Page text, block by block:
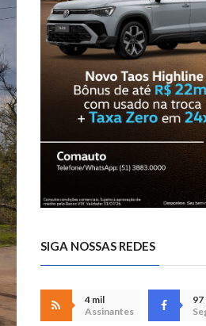
SIGA NOSSAS REDES
4 mil
Assinantes
97